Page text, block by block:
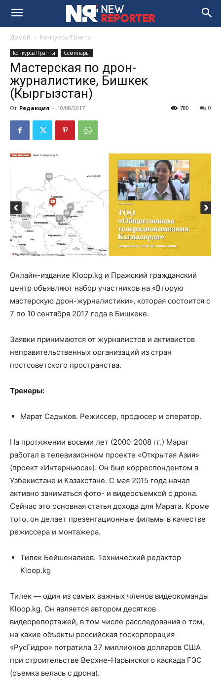
Домой Конкурсы/Гранты
Конкурсы/Гранты Семинары
Мастерская по дрон-
журналистике, Бишкек
(Кыргызстан)
От Редакция - 10/08/2017 0
780
Онлайн-издание Kloop.kg и Пражский гражданский
центр объявляют набор участников на «Вторую
мастерскую дрон-журналистики», которая состоится с
7 по 10 сентября 2017 года в Бишкеке.
Заявки принимаются от журналистов и активистов
неправительственных организаций из стран
постсоветского пространства.
Тренеры:
Марат Садыков. Режиссер, продюсер и оператор.
На протяжении восьми лет (2000-2008 гг.) Марат
работал в телевизионном проекте «Открытая Азия»
(проект «Интерньюса»). Он был корреспондентом в
Узбекистане и Казахстане. С мая 2015 года начал
активно заниматься фото- и видеосъемкой с дрона.
Сейчас это основная статья дохода для Марата. Кроме
того, он делает презентационные фильмы в качестве
режиссера и монтажера.
Тилек Бейшеналиев. Технический редактор
Kloop.kg
Тилек — один из самых важных членов видеокоманды
Kloop.kg. Он является автором десятков
видеорепортажей, в том числе расследования о том,
на какие объекты российская госкорпорация
«РусГидро» потратила 37 миллионов долларов США
при строительстве Верхне-Нарынского каскада ГЭС
(съемка велась с дрона).